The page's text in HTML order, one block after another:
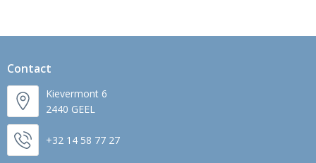
Contact
Kievermont 6
2440 GEEL
+32 14 58 77 27